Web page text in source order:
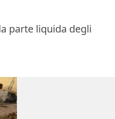
parte liquida degli